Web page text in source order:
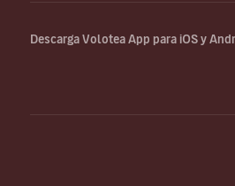
Descarga Volotea App para iOS y